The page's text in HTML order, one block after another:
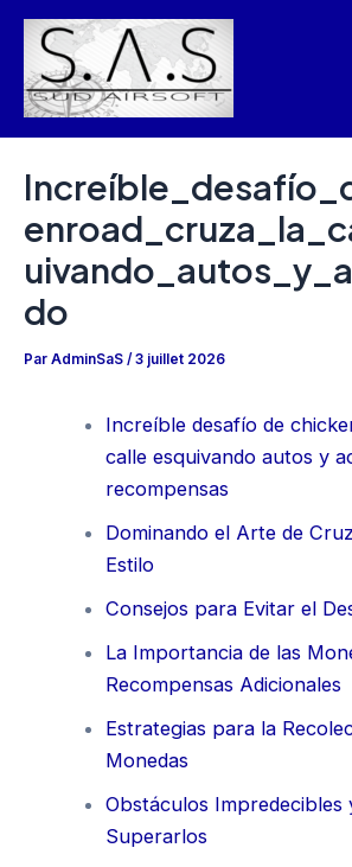
Aller
contenu
do
Par AdminSaS / 3 juillet 2026
Increíble desafío de
calle esquivando autos y
recompensas
Dominando el Arte de
Estilo
Consejos para Evitar el
La Importancia de las
Recompensas Adicionales
Estrategias para la
Monedas
Obstáculos Impredecibles
Superarlos
Navigation
des
articles